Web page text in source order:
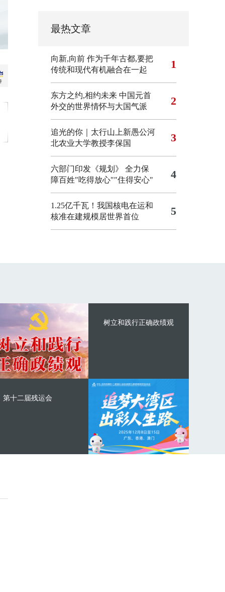
最热文章
向新,向前 作为千年古都,要把
传统和现代有机融合在一起
1
东方之约,相约未来 中国元首
外交的世界情怀与大国气派
2
追光的你｜太行山上新愚公河
北农业大学教授李保国
3
六部门印发《规划》 全力保
障百姓"吃得放心""住得安心"
4
1.25亿千瓦！我国核电在运和
核准在建规模居世界首位
5
树立和践行正确政绩观
第十二届残运会